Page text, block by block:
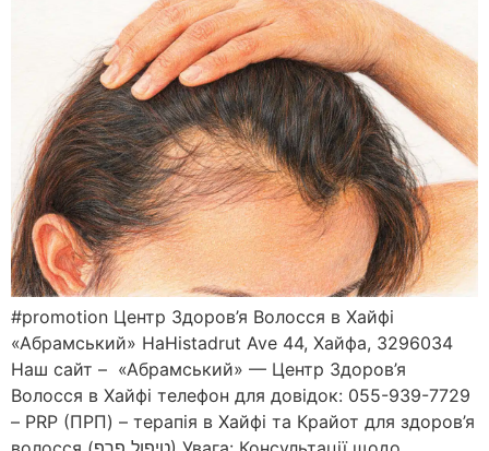
#promotion Центр Здоров’я Волосся в Хайфі
«Абрамський» HaHistadrut Ave 44, Хайфа, 3296034
Наш сайт – «Абрамський» — Центр Здоров’я
Волосся в Хайфі телефон для довідок: 055-939-7729
– PRP (ПРП) – терапія в Хайфі та Крайот для здоров’я